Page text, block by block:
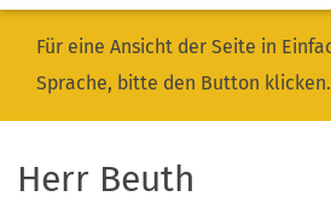
Für eine Ansicht der Seite in
Sprache, bitte den Button klicken.
Herr Beuth